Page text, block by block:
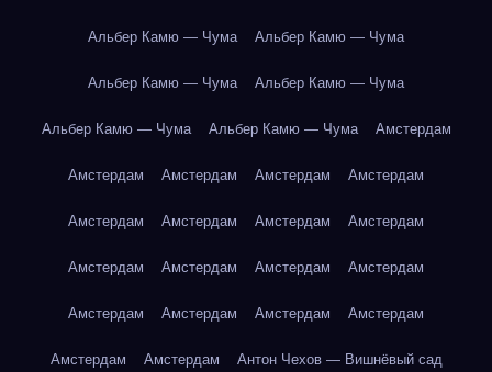
Альбер Камю — Чума Альбер Камю — Чума
Альбер Камю — Чума Альбер Камю — Чума
Альбер Камю — Чума Альбер Камю — Чума Амстердам
Амстердам Амстердам Амстердам Амстердам
Амстердам Амстердам Амстердам Амстердам
Амстердам Амстердам Амстердам Амстердам
Амстердам Амстердам Амстердам Амстердам
Амстердам Амстердам Антон Чехов — Вишнёвый сад